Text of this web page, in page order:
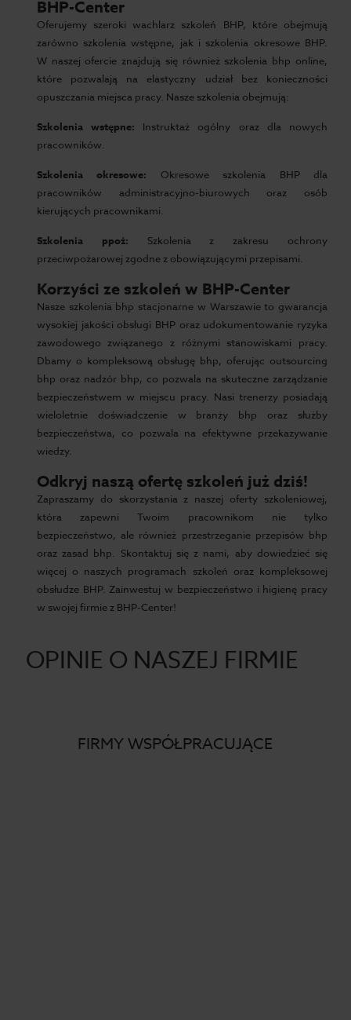
BHP-Center
Oferujemy szeroki wachlarz szkoleń BHP, które obejmują
zarówno szkolenia wstępne, jak i szkolenia okresowe BHP.
W naszej ofercie znajdują się również szkolenia bhp online,
które pozwalają na elastyczny udział bez konieczności
opuszczania miejsca pracy. Nasze szkolenia obejmują:
Szkolenia wstępne: Instruktaż ogólny oraz dla nowych
pracowników.
Szkolenia okresowe: Okresowe szkolenia BHP dla
pracowników administracyjno-biurowych oraz osób
kierujących pracownikami.
Szkolenia ppoż: Szkolenia z zakresu ochrony
przeciwpożarowej zgodne z obowiązującymi przepisami.
Korzyści ze szkoleń w BHP-Center
Nasze szkolenia bhp stacjonarne w Warszawie to gwarancja
wysokiej jakości obsługi BHP oraz udokumentowanie ryzyka
zawodowego związanego z różnymi stanowiskami pracy.
Dbamy o kompleksową obsługę bhp, oferując outsourcing
bhp oraz nadzór bhp, co pozwala na skuteczne zarządzanie
bezpieczeństwem w miejscu pracy. Nasi trenerzy posiadają
wieloletnie doświadczenie w branży bhp oraz służby
bezpieczeństwa, co pozwala na efektywne przekazywanie
wiedzy.
Odkryj naszą ofertę szkoleń już dziś!
Zapraszamy do skorzystania z naszej oferty szkoleniowej,
która zapewni Twoim pracownikom nie tylko
bezpieczeństwo, ale również przestrzeganie przepisów bhp
oraz zasad bhp. Skontaktuj się z nami, aby dowiedzieć się
więcej o naszych programach szkoleń oraz kompleksowej
obsłudze BHP. Zainwestuj w bezpieczeństwo i higienę pracy
w swojej firmie z BHP-Center!
OPINIE O NASZEJ FIRMIE
FIRMY WSPÓŁPRACUJĄCE